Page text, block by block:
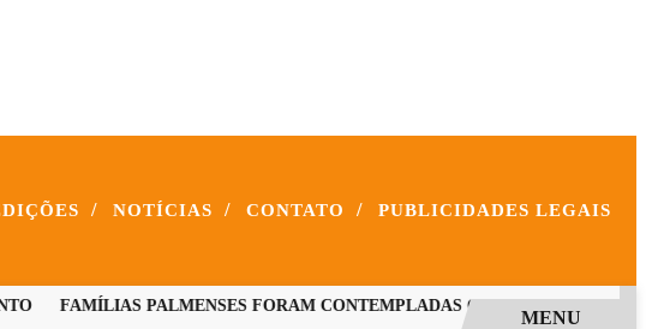
/ NOTÍCIAS / CONTATO / PUBLICIDADES LEGAIS
FAMÍLIAS PALMENSES FORAM CONTEMPLADAS COM PROGRAMAS
MENU